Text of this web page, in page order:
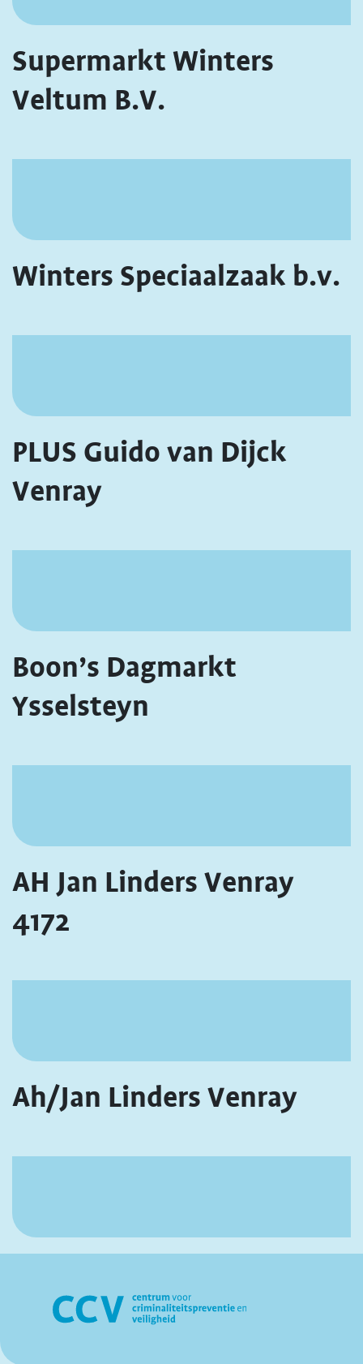
Supermarkt Winters
Veltum B.V.
Winters Speciaalzaak b.v.
PLUS Guido van Dijck
Venray
Boon’s Dagmarkt
Ysselsteyn
AH Jan Linders Venray
4172
Ah/Jan Linders Venray